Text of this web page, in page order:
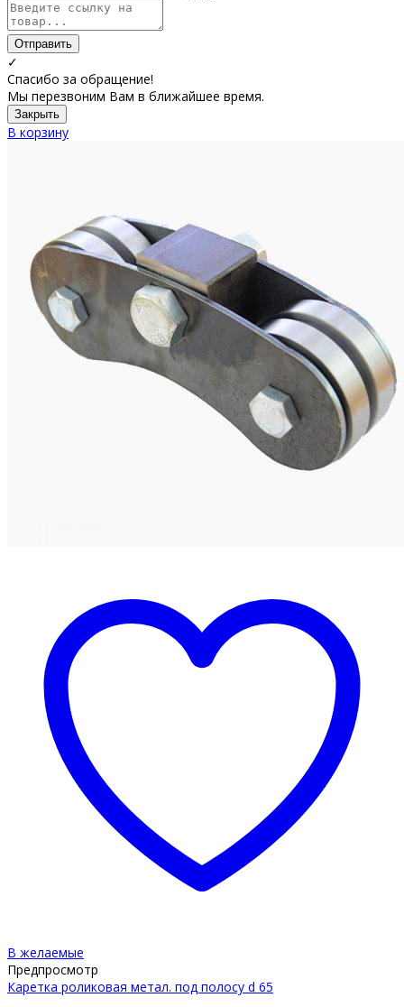
Отправить
✓
Спасибо за обращение!
Мы перезвоним Вам в ближайшее время.
Закрыть
В корзину
В желаемые
Предпросмотр
Каретка роликовая метал. под полосу d 65